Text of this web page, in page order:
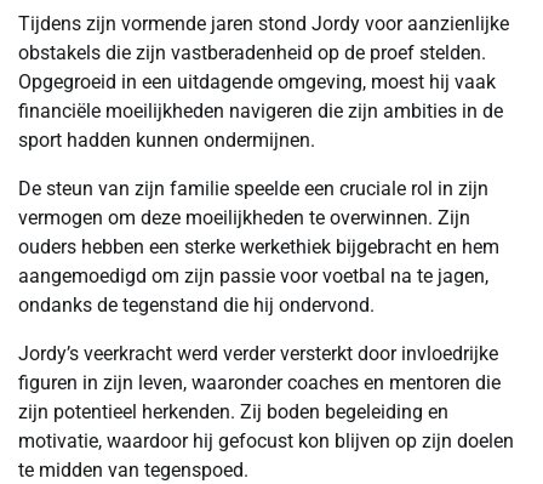
Tijdens zijn vormende jaren stond Jordy voor aanzienlijke
obstakels die zijn vastberadenheid op de proef stelden.
Opgegroeid in een uitdagende omgeving, moest hij vaak
financiële moeilijkheden navigeren die zijn ambities in de
sport hadden kunnen ondermijnen.
De steun van zijn familie speelde een cruciale rol in zijn
vermogen om deze moeilijkheden te overwinnen. Zijn
ouders hebben een sterke werkethiek bijgebracht en hem
aangemoedigd om zijn passie voor voetbal na te jagen,
ondanks de tegenstand die hij ondervond.
Jordy’s veerkracht werd verder versterkt door invloedrijke
figuren in zijn leven, waaronder coaches en mentoren die
zijn potentieel herkenden. Zij boden begeleiding en
motivatie, waardoor hij gefocust kon blijven op zijn doelen
te midden van tegenspoed.